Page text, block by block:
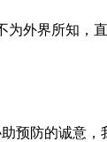
为外界所知，
预防的诚意